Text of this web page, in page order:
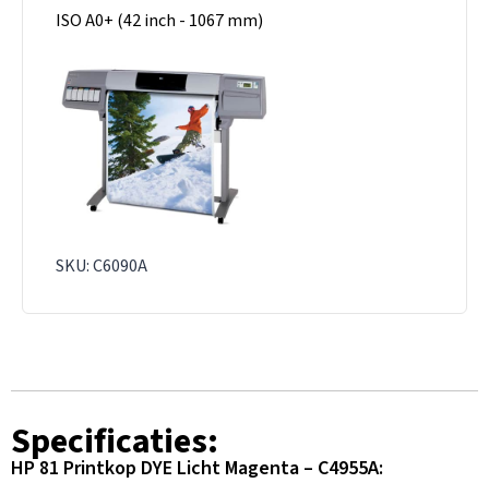
ISO A0+ (42 inch - 1067 mm)
SKU: C6090A
Specificaties:
HP 81 Printkop DYE Licht Magenta – C4955A: